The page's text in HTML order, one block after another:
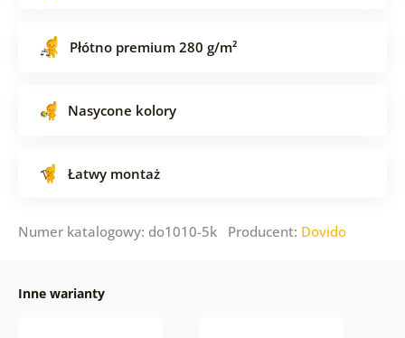
Płótno premium 280 g/m²
Nasycone kolory
Łatwy montaż
Numer katalogowy: do1010-5k Producent: Dovido
Inne warianty